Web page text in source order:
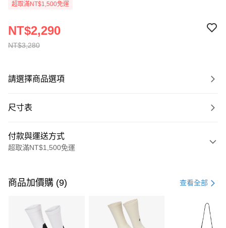
超取滿NT$1,500免運
NT$3,280
NT$2,290
請選擇商品選項
尺寸表
付款與運送方式
超取滿NT$1,500免運
信用卡一次付款
3 期 0 利率 每期 21家銀行
商品加價購 (9) 查看全部